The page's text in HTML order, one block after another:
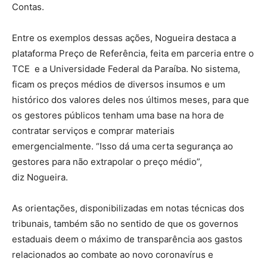
Contas.
Entre os exemplos dessas ações, Nogueira destaca a
plataforma Preço de Referência, feita em parceria entre o
TCE e a Universidade Federal da Paraíba. No sistema,
ficam os preços médios de diversos insumos e um
histórico dos valores deles nos últimos meses, para que
os gestores públicos tenham uma base na hora de
contratar serviços e comprar materiais
emergencialmente. “Isso dá uma certa segurança ao
gestores para não extrapolar o preço médio”,
diz Nogueira.
As orientações, disponibilizadas em notas técnicas dos
tribunais, também são no sentido de que os governos
estaduais deem o máximo de transparência aos gastos
relacionados ao combate ao novo coronavírus e